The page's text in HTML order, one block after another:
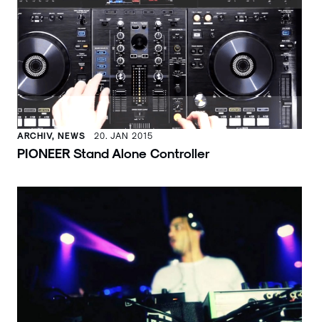
ARCHIV, NEWS 20. JAN 2015
PIONEER Stand Alone Controller